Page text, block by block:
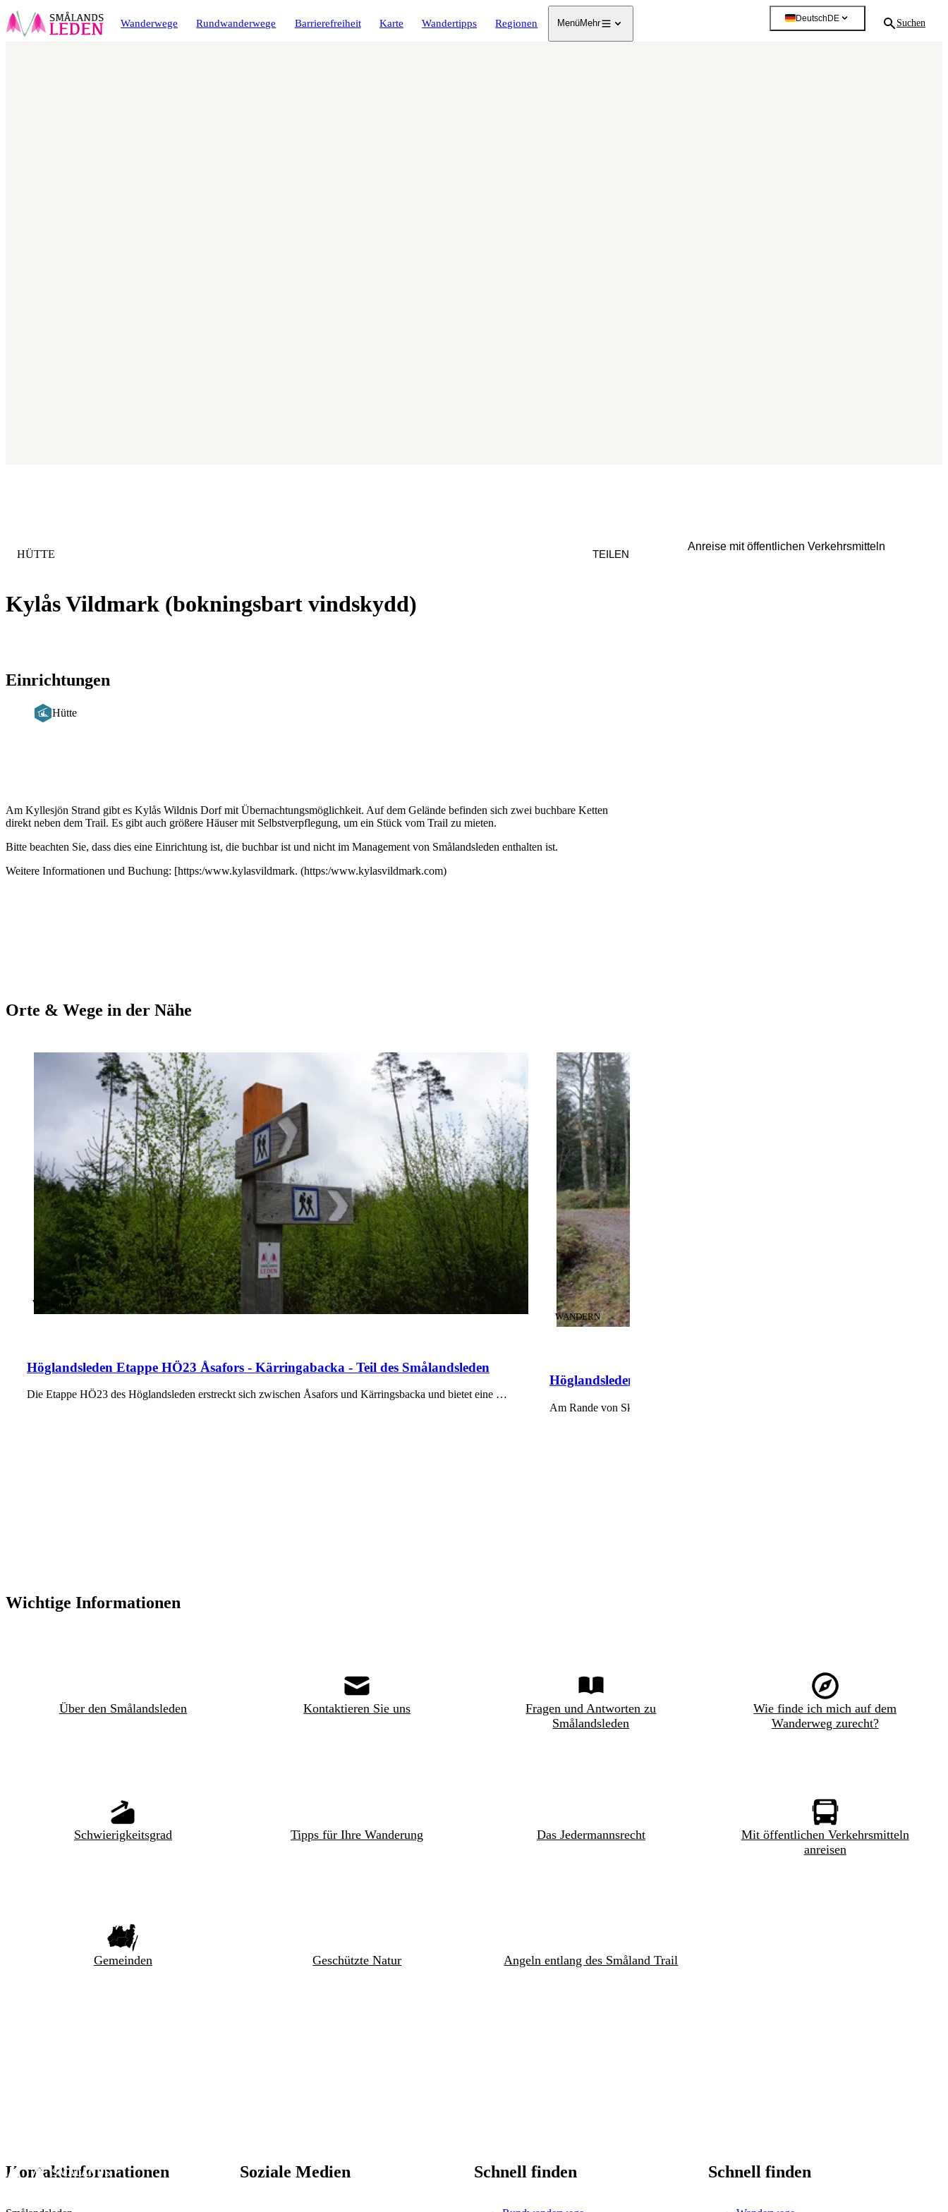
Wanderwege Rundwanderwege Barrierefreiheit Karte Wandertipps Regionen MenüMehr
Deutsch DE Suchen
Kylås Vildmark (bokningsbart vindskydd)
KATEGORIE
HÜTTE TEILEN
Einrichtungen
Hütte
Am Kyllesjön Strand gibt es Kylås Wildnis Dorf mit Übernachtungsmöglichkeit. Auf dem Gelände befinden sich zwei buchbare Ketten
direkt neben dem Trail. Es gibt auch größere Häuser mit Selbstverpflegung, um ein Stück vom Trail zu mieten.
Bitte beachten Sie, dass dies eine Einrichtung ist, die buchbar ist und nicht im Management von Smålandsleden enthalten ist.
Weitere Informationen und Buchung: [https:/www.kylasvildmark. (https:/www.kylasvildmark.com)
Orte & Wege in der Nähe
Höglandsleden Etappe HÖ23 Åsafors - Kärringabacka - Teil des Smålandsleden
KATEGORIE :
WANDERN
Die Etappe HÖ23 des Höglandsleden erstreckt sich zwischen Åsafors und Kärringsbacka und bietet eine …
Höglandsleden Etappe HÖ22 Skillingaryd - Åsafors - Teil des
KATEGORIE:
WANDERN
Am Rande von Skillingaryd liegt Grönelund, wo der Wanderweg HÖ22 in Richtung
Anreise mit öffentlichen Verkehrsmitteln
Wichtige Informationen
Über den Smålandsleden Kontaktieren Sie uns
Fragen und Antworten zu
Smålandsleden
Wie finde ich mich auf dem
Wanderweg zurecht?
Schwierigkeitsgrad Tipps für Ihre Wanderung Das Jedermannsrecht
Mit öffentlichen Verkehrsmitteln
anreisen
Gemeinden Geschützte Natur Angeln entlang des Småland Trail
Kontaktinformationen Soziale Medien Schnell finden Schnell finden